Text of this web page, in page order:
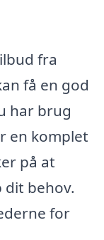
fra
få en god
har brug
en komplet
på at
behov.
for